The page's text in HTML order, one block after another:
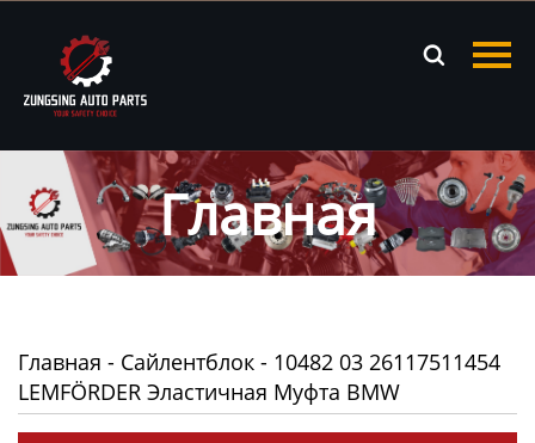

Главная
Продукция
Новости
О нас
Контакты
Главная
Главная - Сайлентблок - 10482 03 26117511454
LEMFÖRDER Эластичная Муфта BMW